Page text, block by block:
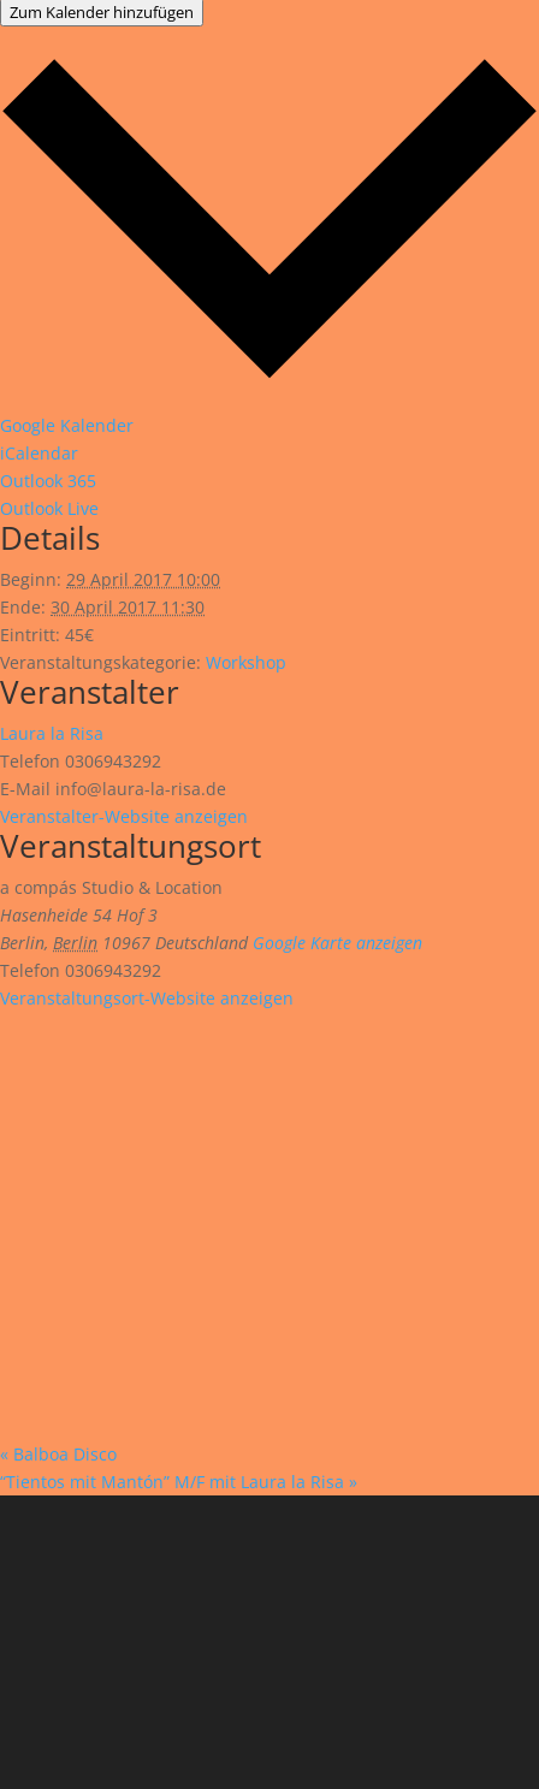
Zum Kalender hinzufügen
Google Kalender
iCalendar
Outlook 365
Outlook Live
Details
Beginn: 29 April 2017 10:00
Ende: 30 April 2017 11:30
Eintritt: 45€
Veranstaltungskategorie: Workshop
Veranstalter
Laura la Risa
Telefon 0306943292
E-Mail info@laura-la-risa.de
Veranstalter-Website anzeigen
Veranstaltungsort
a compás Studio & Location
Hasenheide 54 Hof 3
Berlin, Berlin 10967 Deutschland Google Karte anzeigen
Telefon 0306943292
Veranstaltungsort-Website anzeigen
« Balboa Disco
“Tientos mit Mantón” M/F mit Laura la Risa »